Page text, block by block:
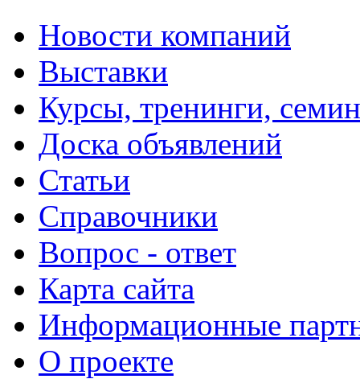
Новости компаний
Выставки
Курсы, тренинги,
Доска объявлений
Статьи
Справочники
Вопрос - ответ
Карта сайта
Информационные
О проекте